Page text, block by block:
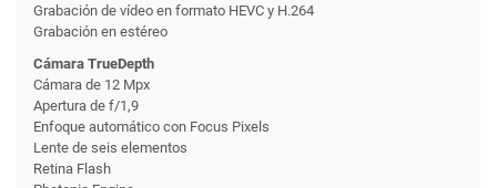
Grabación de vídeo en formato HEVC y H.264
Grabación en estéreo
Cámara TrueDepth
Cámara de 12 Mpx
Apertura de f/1,9
Enfoque automático con Focus Pixels
Lente de seis elementos
Retina Flash